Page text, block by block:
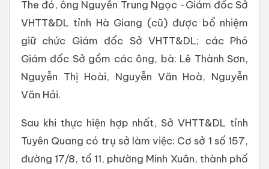
The đó, ông Nguyễn Trung Ngọc -Giám đốc Sở
VHTT&DL tỉnh Hà Giang (cũ) được bổ nhiệm
giữ chức Giám đốc Sở VHTT&DL; các Phó
Giám đốc Sở gồm các ông, bà: Lê Thành Sơn,
Nguyễn Thị Hoài, Nguyễn Văn Hoà, Nguyễn
Văn Hải.
Sau khi thực hiện hợp nhất, Sở VHTT&DL tỉnh
Tuyên Quang có trụ sở làm việc: Cơ sở 1 số 157,
đường 17/8, tổ 11, phường Minh Xuân, thành phố